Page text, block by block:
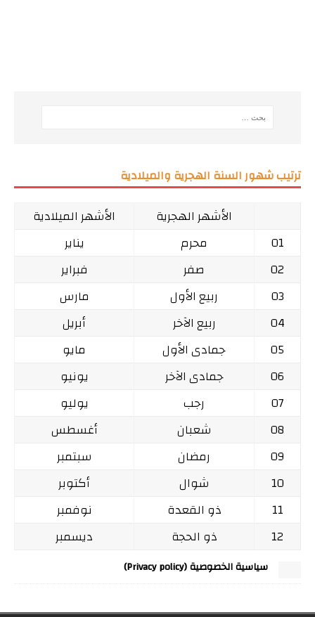
ترتيب شهور السنة الهجرية والميلادية
الأشهر الهجرية
الأشهر الميلادية
01
محرم
يناير
02
صفر
فبراير
03
ربيع الأول
مارس
04
ربيع الآخر
أبريل
05
جمادى الأول
مايو
06
جمادى الآخر
يونيو
07
رجب
يوليو
08
شعبان
أغسطس
09
رمضان
سبتمبر
10
شوال
أكتوبر
11
ذو القعدة
نوفمبر
12
ذو الحجة ديسمبر
سياسية الخصوصية (Privacy policy)